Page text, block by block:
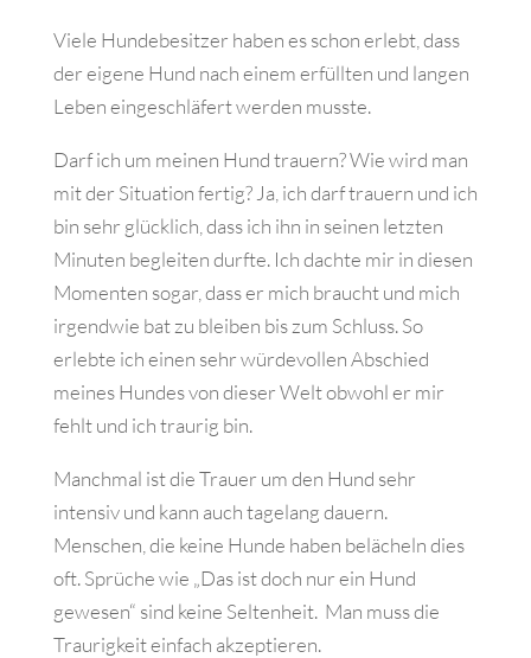
Viele Hundebesitzer haben es schon erlebt, dass
der eigene Hund nach einem erfüllten und langen
Leben eingeschläfert werden musste.
Darf ich um meinen Hund trauern? Wie wird man
mit der Situation fertig? Ja, ich darf trauern und ich
bin sehr glücklich, dass ich ihn in seinen letzten
Minuten begleiten durfte. Ich dachte mir in diesen
Momenten sogar, dass er mich braucht und mich
irgendwie bat zu bleiben bis zum Schluss. So
erlebte ich einen sehr würdevollen Abschied
meines Hundes von dieser Welt obwohl er mir
fehlt und ich traurig bin.
Manchmal ist die Trauer um den Hund sehr
intensiv und kann auch tagelang dauern.
Menschen, die keine Hunde haben belächeln dies
oft. Sprüche wie „Das ist doch nur ein Hund
gewesen“ sind keine Seltenheit. Man muss die
Traurigkeit einfach akzeptieren.